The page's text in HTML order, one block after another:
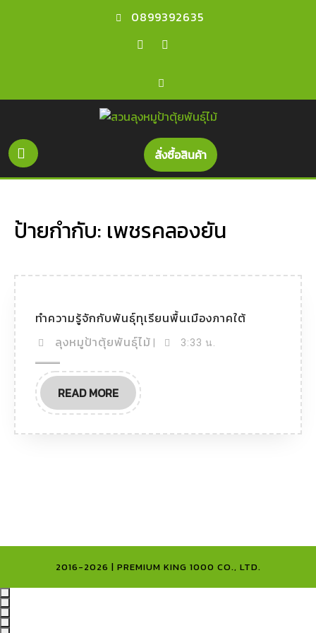
0899392635
สั่งซื้อสินค้า
ป้ายกำกับ: เพชรคลองยัน
ทำความรู้จักกับพันธุ์ทุเรียนพื้นเมืองภาคใต้
ลุงหมูป้าตุ้ยพันธุ์ไม้
3:33 น.
READ MORE
2016-2026 | PREMIUM KING 1000 CO., LTD.